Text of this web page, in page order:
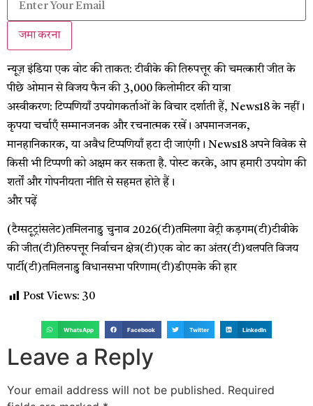
जमा करना
न्यूज़ इंडियाएक वोट की ताकत: टीवीके की तिरुपत्तूर की चमत्कारी जीत के
पीछे ओमान से विजय फैन की 3,000 किलोमीटर की यात्रा
अस्वीकरण: टिप्पणियाँ उपयोगकर्ताओं के विचार दर्शाती हैं, News18 के नहीं।
कृपया चर्चाएँ सम्मानजनक और रचनात्मक रखें। अपमानजनक,
मानहानिकारक, या अवैध टिप्पणियाँ हटा दी जाएंगी। News18 अपने विवेक से
किसी भी टिप्पणी को अक्षम कर सकता है. पोस्ट करके, आप हमारी उपयोग की
शर्तों और गोपनीयता नीति से सहमत होते हैं।
और पढ़ें
(टैग्सटूट्रांसलेट)तमिलनाडु चुनाव 2026(टी)तमिलगा वेट्री कड़गम(टी)टीवीके
की जीत(टी)तिरुपत्तूर निर्वाचन क्षेत्र(टी)एक वोट का अंतर(टी)थलपति विजय
पार्टी(टी)तमिलनाडु विधानसभा परिणाम(टी)डीएमके की हार
Post Views: 30
WhatsApp Facebook Twitter LinkedIn
Leave a Reply
Your email address will not be published. Required